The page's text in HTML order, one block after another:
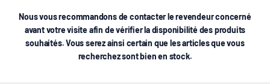
Nous vous recommandons de contacter le revendeur concerné
avant votre visite afin de vérifier la disponibilité des produits
souhaités. Vous serez ainsi certain que les articles que vous
recherchez sont bien en stock.